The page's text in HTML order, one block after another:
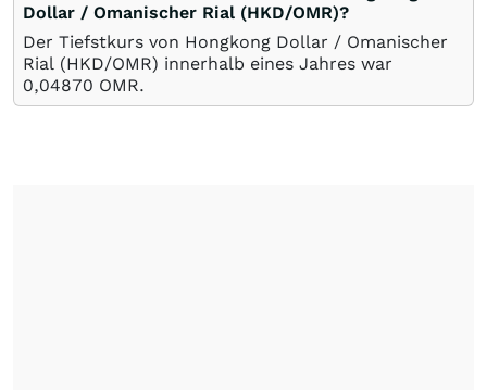
Dollar / Omanischer Rial (HKD/OMR)?
Der Tiefstkurs von Hongkong Dollar / Omanischer
Rial (HKD/OMR) innerhalb eines Jahres war
0,04870 OMR.